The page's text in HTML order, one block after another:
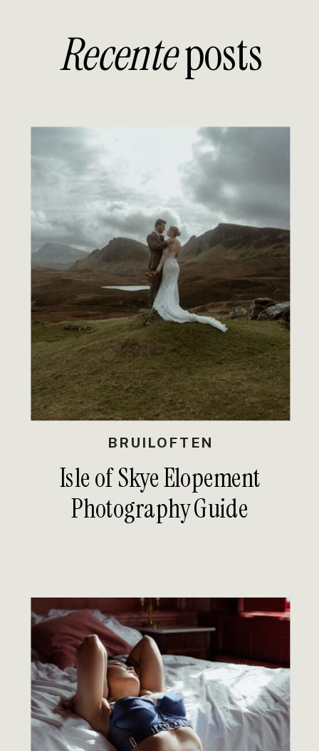
Isle of Skye Elopement
Photography Guide
BRUILOFTEN
Recenteposts